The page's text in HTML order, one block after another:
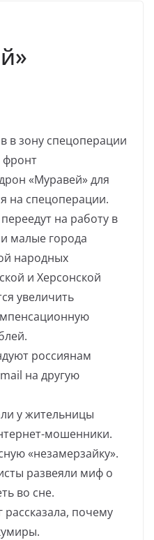
в зону спецоперации
«Муравей» для
на спецоперации.
на работу в
малые города
народных
и Херсонской
увеличить
россиянам
на другую
у жительницы
мошенники.
«незамерзайку».
развеяли миф о
во сне.
почему